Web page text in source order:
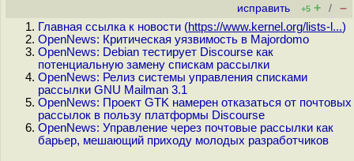
исправить +5 + / –
Главная ссылка к новости (https://www.kernel.org/lists-l...)
OpenNews: Критическая уязвимость в Majordomo
OpenNews: Debian тестирует Discourse как
потенциальную замену спискам рассылки
OpenNews: Релиз системы управления списками
рассылки GNU Mailman 3.1
OpenNews: Проект GTK намерен отказаться от почтовых
рассылок в пользу платформы Discourse
OpenNews: Управление через почтовые рассылки как
барьер, мешающий приходу молодых разработчиков